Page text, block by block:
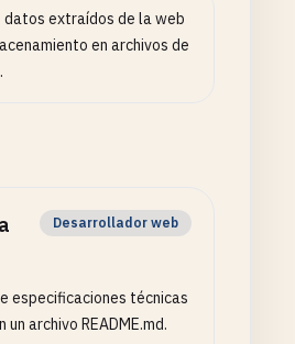
datos extraídos de la web
en archivos de
Desarrollador web
especificaciones técnicas
archivo README.md.